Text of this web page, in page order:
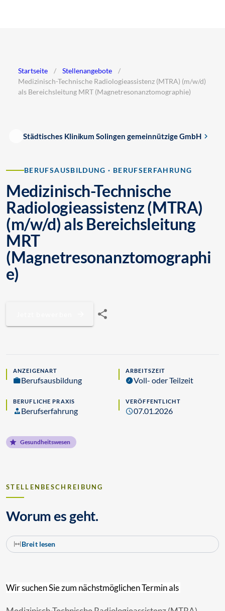
Startseite / Stellenangebote
/
Medizinisch-Technische Radiologieassistenz (MTRA) (m/w/d)
als Bereichsleitung MRT (Magnetresonanztomographie)
Städtisches Klinikum Solingen gemeinnützige GmbH
BERUFSAUSBILDUNG · BERUFSERFAHRUNG
Medizinisch-Technische
Radiologieassistenz (MTRA)
(m/w/d) als Bereichsleitung
MRT
(Magnetresonanztomographi
e)
ANZEIGENART
Berufsausbildung
ARBEITSZEIT
Voll- oder Teilzeit
BERUFLICHE PRAXIS
Berufserfahrung
VERÖFFENTLICHT
07.01.2026
Gesundheitswesen
STELLENBESCHREIBUNG
Worum es geht.
Breit lesen
Wir suchen Sie zum nächstmöglichen Termin als